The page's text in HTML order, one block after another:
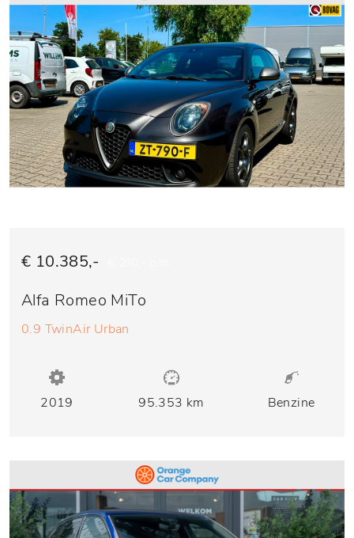
€ 10.385,-
Alfa Romeo MiTo
0.9 TwinAir Urban
2019 95.353 km Benzine